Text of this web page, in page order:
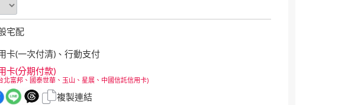
宅配
卡(一次付清)、行動支付
卡(分期付款)
北富邦、國泰世華、玉山、星展、中國信託信用卡)
複製連結